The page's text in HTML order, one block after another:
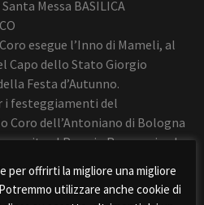
Messa BASILICA
esegue l’Inno di Mameli, al
Capo dello Stato Giorgio
Festa d’Autunno.
i festeggiamenti del
Coro dell’Antoniano di Bologna
ospite al Premio Ragusani nel
il Coro esegue l’Inno di Mameli,
bunker dell’Ucciardone, alla
per offrirti la migliore una migliore
utilizzare anche cookie di